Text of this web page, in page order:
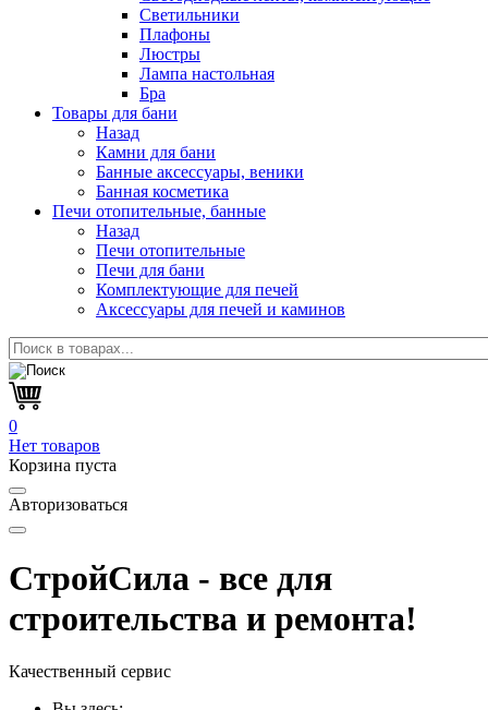
Светильники
Плафоны
Люстры
Лампа настольная
Бра
Товары для бани
Назад
Камни для бани
Банные аксессуары, веники
Банная косметика
Печи отопительные, банные
Назад
Печи отопительные
Печи для бани
Комплектующие для печей
Аксессуары для печей и каминов
0
Нет товаров
Корзина пуста
Авторизоваться
СтройСила - все для
строительства и ремонта!
Качественный сервис